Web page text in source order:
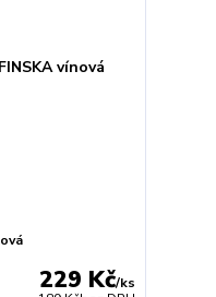
229 Kč/ks